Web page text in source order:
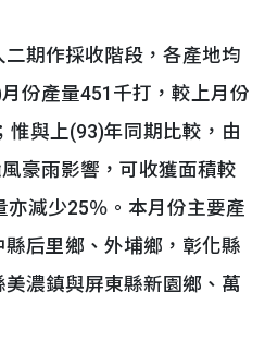
期作採收階段，各產地均
份產量451千打，較上月份
惟與上(93)年同期比較，由
豪雨影響，可收獲面積較
減少25％。本月份主要產
后里鄉、外埔鄉，彰化縣
濃鎮與屏東縣新園鄉、萬